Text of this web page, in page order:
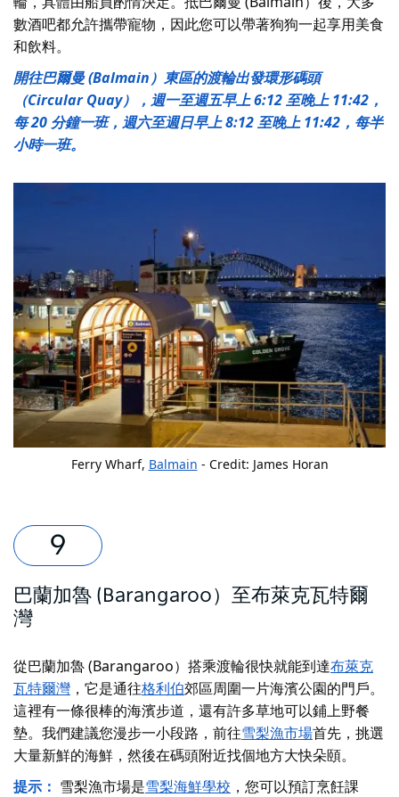
數酒吧都允許攜帶寵物，因此您可以帶著狗狗一起享用美食
和飲料。
開往巴爾曼 (Balmain）東區的渡輪出發環形碼頭
（Circular Quay），週一至週五早上 6:12 至晚上 11:42，
每 20 分鐘一班，週六至週日早上 8:12 至晚上 11:42，每半
小時一班。
Ferry Wharf, Balmain - Credit: James Horan
巴蘭加魯 (Barangaroo）至布萊克瓦特爾
灣
從巴蘭加魯 (Barangaroo）搭乘渡輪很快就能到達布萊克
瓦特爾灣 ，它是通往格利伯郊區周圍一片海濱公園的門戶。
這裡有一條很棒的海濱步道，還有許多草地可以鋪上野餐
墊。我們建議您漫步一小段路，前往雪梨漁市場首先，挑選
大量新鮮的海鮮，然後在碼頭附近找個地方大快朵頤。
提示： 雪梨漁市場是雪梨海鮮學校 ，您可以預訂烹飪課